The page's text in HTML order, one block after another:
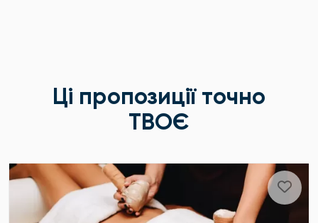
Ці пропозиції точно
ТВОЄ